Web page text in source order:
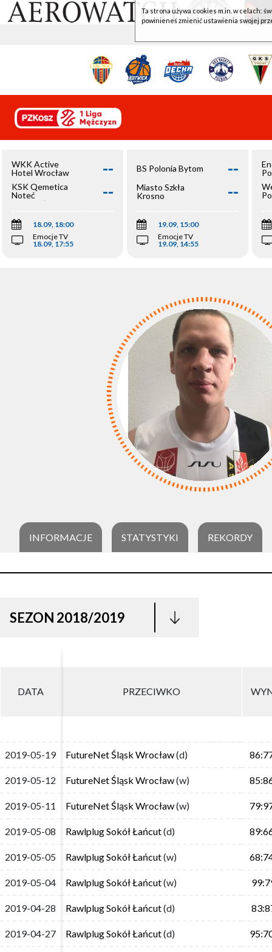
WKK Active
Hotel Wrocław
--
KSK Qemetica
Noteć
Inowrocław
--
18.09, 18:00
Emocje TV
18.09, 17:55
BS Polonia Bytom --
Miasto Szkła
Krosno
--
19.09, 15:00
Emocje TV
19.09, 14:55
INFORMACJE STATYSTYKI REKORDY
SEZON 2018/2019
DATA PRZECIWKO
2019-05-19 FutureNet Śląsk Wrocław(d)
2019-05-12 FutureNet Śląsk Wrocław(w)
2019-05-11 FutureNet Śląsk Wrocław(w)
2019-05-08 Rawlplug Sokół Łańcut(d)
2019-05-05 Rawlplug Sokół Łańcut(w)
2019-05-04 Rawlplug Sokół Łańcut(w)
2019-04-28 Rawlplug Sokół Łańcut(d)
2019-04-27 Rawlplug Sokół Łańcut(d)
DATA PRZECIWKO
2019-05-19 FutureNet Śląsk Wrocław(d)
2019-05-12 FutureNet Śląsk Wrocław(w)
2019-05-11 FutureNet Śląsk Wrocław(w)
2019-05-08 Rawlplug Sokół Łańcut(d)
2019-05-05 Rawlplug Sokół Łańcut(w)
2019-05-04 Rawlplug Sokół Łańcut(w)
2019-04-28 Rawlplug Sokół Łańcut(d)
2019-04-27 Rawlplug Sokół Łańcut(d)
Ta strona używa cookies m.in. w celach:
powinieneś zmienić ustawienia swojej